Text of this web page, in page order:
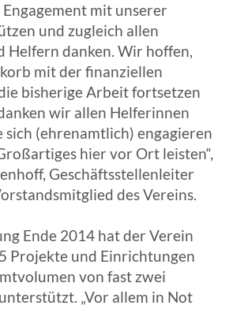
mit unserer
und zugleich allen
Helfern danken. Wir hoffen,
mit der finanziellen
bisherige Arbeit fortsetzen
wir allen Helferinnen
sich (ehrenamtlich) engagieren
hier vor Ort leisten“,
Geschäftsstellenleiter
des Vereins.
Ende 2014 hat der Verein
Projekte und Einrichtungen
von fast zwei
„Vor allem in Not